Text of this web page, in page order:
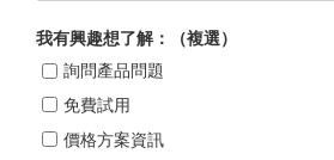
我有興趣想了解：（複選）
詢問產品問題
免費試用
價格方案資訊